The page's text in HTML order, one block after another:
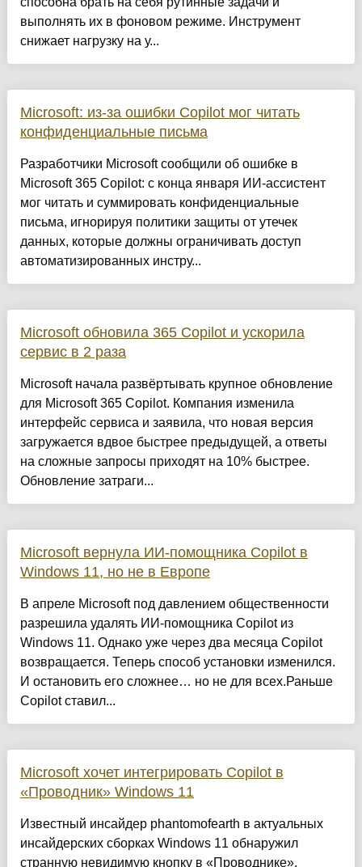
выполнять их в фоновом режиме. Инструмент
снижает нагрузку на у...
Microsoft: из-за ошибки Copilot мог читать
конфиденциальные письма
Разработчики Microsoft сообщили об ошибке в
Microsoft 365 Copilot: с конца января ИИ-ассистент
мог читать и суммировать конфиденциальные
письма, игнорируя политики защиты от утечек
данных, которые должны ограничивать доступ
автоматизированных инстру...
Microsoft обновила 365 Copilot и ускорила
сервис в 2 раза
Microsoft начала развёртывать крупное обновление
для Microsoft 365 Copilot. Компания изменила
интерфейс сервиса и заявила, что новая версия
загружается вдвое быстрее предыдущей, а ответы
на сложные запросы приходят на 10% быстрее.
Обновление затраги...
Microsoft вернула ИИ-помощника Copilot в
Windows 11, но не в Европе
В апреле Microsoft под давлением общественности
разрешила удалять ИИ-помощника Copilot из
Windows 11. Однако уже через два месяца Copilot
возвращается. Теперь способ установки изменился.
И остановить его сложнее… но не для всех.Раньше
Copilot ставил...
Microsoft хочет интегрировать Copilot в
«Проводник» Windows 11
Известный инсайдер phantomofearth в актуальных
инсайдерских сборках Windows 11 обнаружил
странную невидимую кнопку в «Проводнике».